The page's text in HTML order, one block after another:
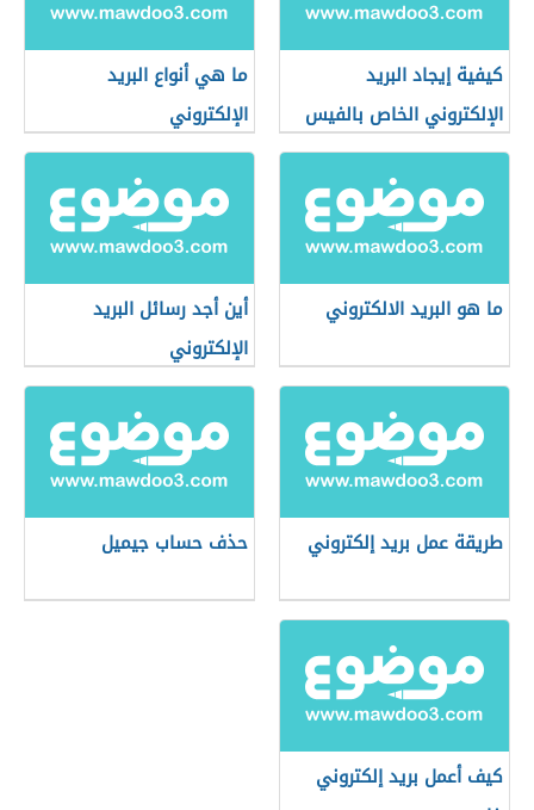
كيفية إيجاد البريد
الإلكتروني الخاص بالفيس
بوك
ما هي أنواع البريد
الإلكتروني
ما هو البريد الالكتروني
أين أجد رسائل البريد
الإلكتروني
طريقة عمل بريد إلكتروني حذف حساب جیمیل
كيف أعمل بريد إلكتروني